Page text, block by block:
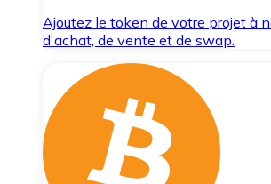
Ajoutez le token de votre projet à
d'achat, de vente et de swap.